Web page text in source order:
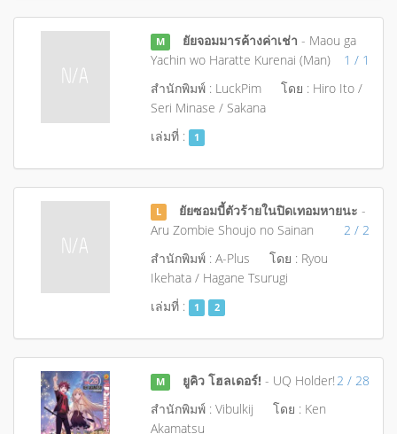
M ยัยจอมมารค้างค่าเช่า - Maou ga
Yachin wo Haratte Kurenai (Man)
1 / 1
สำนักพิมพ์ : LuckPim
โดย : Hiro Ito /
Seri Minase / Sakana
เล่มที่ :
1
L ยัยซอมบี้ตัวร้ายในปิดเทอมหายนะ -
Aru Zombie Shoujo no Sainan
2 / 2
สำนักพิมพ์ : A-Plus
โดย : Ryou
Ikehata / Hagane Tsurugi
เล่มที่ :
1 2
M ยูคิว โฮลเดอร์! - UQ Holder!2 / 28
สำนักพิมพ์ : Vibulkij
โดย : Ken
Akamatsu